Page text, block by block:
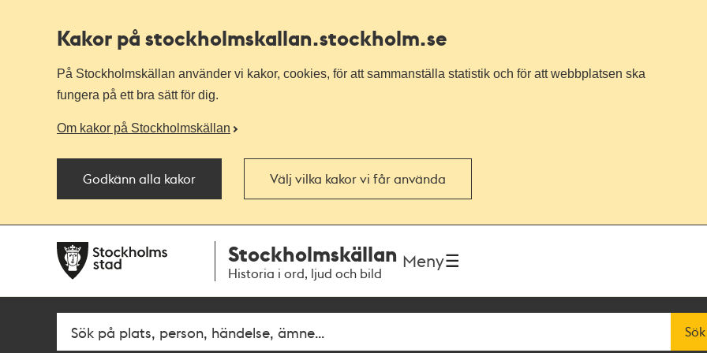
Kakor på stockholmskallan.stockholm.se
På Stockholmskällan använder vi kakor, cookies, för att sammanställa statistik och för att webbplatsen ska
fungera på ett bra sätt för dig.
Om kakor på Stockholmskällan
Godkänn alla kakor Välj vilka kakor vi får använda
navigationen
huvudinnehållet
Stockholmskällan
Historia i ord, ljud och bild
Meny
Fritextsök Sök